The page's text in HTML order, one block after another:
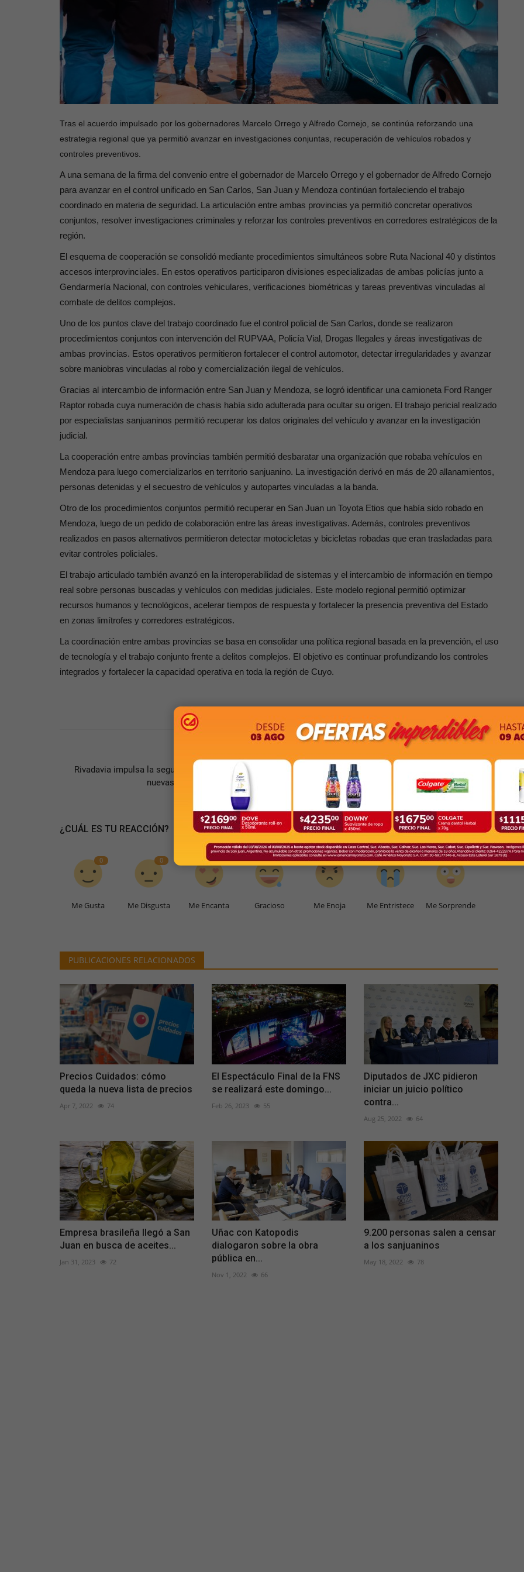
Tras el acuerdo impulsado por los gobernadores Marcelo Orrego y Alfredo Cornejo, se continúa reforzando una
estrategia regional que ya permitió avanzar en investigaciones conjuntas, recuperación de vehículos robados y
controles preventivos.
A una semana de la firma del convenio entre el gobernador de Marcelo Orrego y el gobernador de Alfredo Cornejo
para avanzar en el control unificado en San Carlos, San Juan y Mendoza continúan fortaleciendo el trabajo
coordinado en materia de seguridad. La articulación entre ambas provincias ya permitió concretar operativos
conjuntos, resolver investigaciones criminales y reforzar los controles preventivos en corredores estratégicos de la
región.
El esquema de cooperación se consolidó mediante procedimientos simultáneos sobre Ruta Nacional 40 y distintos
accesos interprovinciales. En estos operativos participaron divisiones especializadas de ambas policías junto a
Gendarmería Nacional, con controles vehiculares, verificaciones biométricas y tareas preventivas vinculadas al
combate de delitos complejos.
Uno de los puntos clave del trabajo coordinado fue el control policial de San Carlos, donde se realizaron
procedimientos conjuntos con intervención del RUPVAA, Policía Vial, Drogas Ilegales y áreas investigativas de
ambas provincias. Estos operativos permitieron fortalecer el control automotor, detectar irregularidades y avanzar
sobre maniobras vinculadas al robo y comercialización ilegal de vehículos.
Gracias al intercambio de información entre San Juan y Mendoza, se logró identificar una camioneta Ford Ranger
Raptor robada cuya numeración de chasis había sido adulterada para ocultar su origen. El trabajo pericial realizado
por especialistas sanjuaninos permitió recuperar los datos originales del vehículo y avanzar en la investigación
judicial.
La cooperación entre ambas provincias también permitió desbaratar una organización que robaba vehículos en
Mendoza para luego comercializarlos en territorio sanjuanino. La investigación derivó en más de 20 allanamientos,
personas detenidas y el secuestro de vehículos y autopartes vinculadas a la banda.
Otro de los procedimientos conjuntos permitió recuperar en San Juan un Toyota Etios que había sido robado en
Mendoza, luego de un pedido de colaboración entre las áreas investigativas. Además, controles preventivos
realizados en pasos alternativos permitieron detectar motocicletas y bicicletas robadas que eran trasladadas para
evitar controles policiales.
El trabajo articulado también avanzó en la interoperabilidad de sistemas y el intercambio de información en tiempo
real sobre personas buscadas y vehículos con medidas judiciales. Este modelo regional permitió optimizar
recursos humanos y tecnológicos, acelerar tiempos de respuesta y fortalecer la presencia preventiva del Estado
en zonas limítrofes y corredores estratégicos.
La coordinación entre ambas provincias se basa en consolidar una política regional basada en la prevención, el uso
de tecnología y el trabajo conjunto frente a delitos complejos. El objetivo es continuar profundizando los controles
integrados y fortalecer la capacidad operativa en toda la región de Cuyo.
Rivadavia impulsa la seguridad vial y peatonal con
nuevas obras de urbanización...
Más capacitación es más oportunidad
¿CUÁL ES TU REACCIÓN?
0
Me Gusta
0
Me Disgusta
0
Me Encanta
0
Gracioso
0
Me Enoja
0
Me Entristece
0
Me Sorprende
PUBLICACIONES RELACIONADOS
Precios Cuidados: cómo
queda la nueva lista de precios
Apr 7, 2022 74
El Espectáculo Final de la FNS
se realizará este domingo...
Feb 26, 2023 55
Diputados de JXC pidieron
iniciar un juicio político
contra...
Aug 25, 2022 64
Empresa brasileña llegó a San
Juan en busca de aceites...
Jan 31, 2023 72
Uñac con Katopodis
dialogaron sobre la obra
pública en...
Nov 1, 2022 66
9.200 personas salen a censar
a los sanjuaninos
May 18, 2022 78